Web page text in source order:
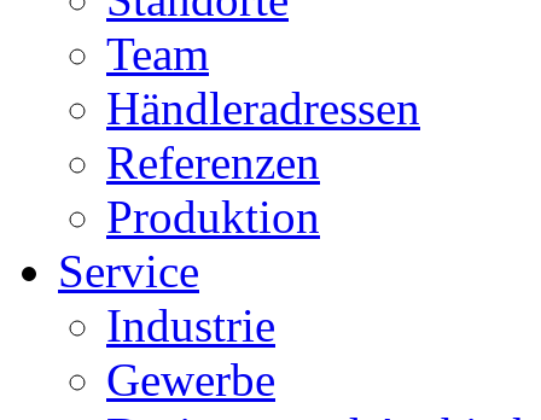
Team
Händleradressen
Referenzen
Produktion
Service
Industrie
Gewerbe